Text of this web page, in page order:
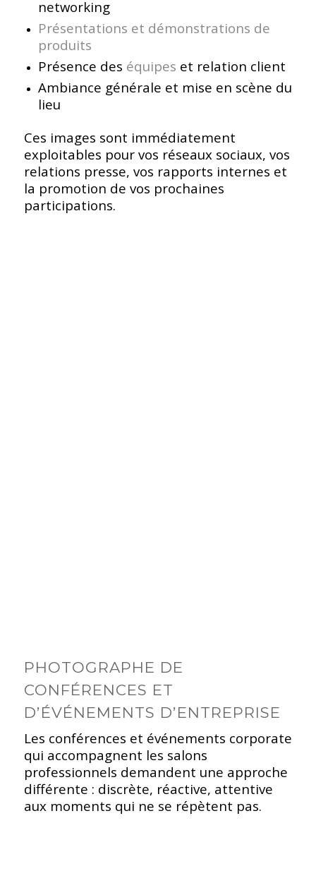
networking
Présentations et démonstrations de
produits
Présence des équipes et relation client
Ambiance générale et mise en scène du
lieu
Ces images sont immédiatement
exploitables pour vos réseaux sociaux, vos
relations presse, vos rapports internes et
la promotion de vos prochaines
participations.
PHOTOGRAPHE DE
CONFÉRENCES ET
D’ÉVÉNEMENTS D’ENTREPRISE
Les conférences et événements corporate
qui accompagnent les salons
professionnels demandent une approche
différente : discrète, réactive, attentive
aux moments qui ne se répètent pas.